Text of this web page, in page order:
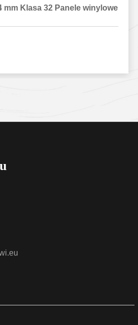
mm Klasa 32 Panele winylowe